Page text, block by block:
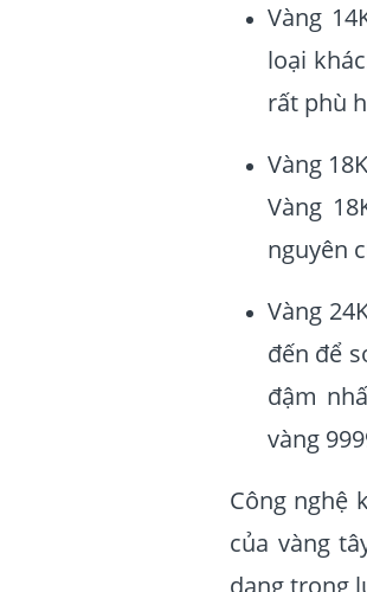
Vàng
loại
rất phù
Vàng
Vàng
nguyên
Vàng
đến để
đậm
vàng
Công nghệ
của vàng